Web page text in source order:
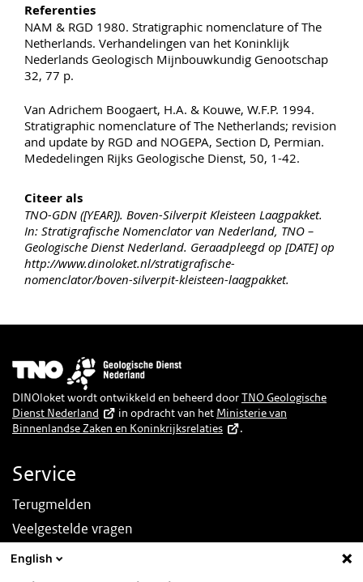
Referenties
NAM & RGD 1980. Stratigraphic nomenclature of The
Netherlands. Verhandelingen van het Koninklijk
Nederlands Geologisch Mijnbouwkundig Genootschap
32, 77 p.
Van Adrichem Boogaert, H.A. & Kouwe, W.F.P. 1994.
Stratigraphic nomenclature of The Netherlands; revision
and update by RGD and NOGEPA, Section D, Permian.
Mededelingen Rijks Geologische Dienst, 50, 1-42.
Citeer als
TNO-GDN ([YEAR]). Boven-Silverpit Kleisteen Laagpakket.
In: Stratigrafische Nomenclator van Nederland, TNO –
Geologische Dienst Nederland. Geraadpleegd op [DATE] op
http://www.dinoloket.nl/stratigrafische-
nomenclator/boven-silverpit-kleisteen-laagpakket.
Afbeelding
DINOloket wordt ontwikkeld en beheerd doorTNO Geologische
Dienst Nederland
in opdracht van het Ministerie van
Binnenlandse Zaken en Koninkrijksrelaties
.
Service
Terugmelden
Veelgestelde vragen
Nieuws
English
English